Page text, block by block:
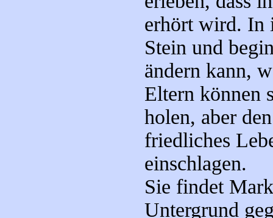
erhört wird. In
Stein und
ändern kann,
Eltern können
holen, aber
friedliches
einschlagen.
Sie findet
Untergrund